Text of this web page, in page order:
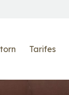
Tarifes